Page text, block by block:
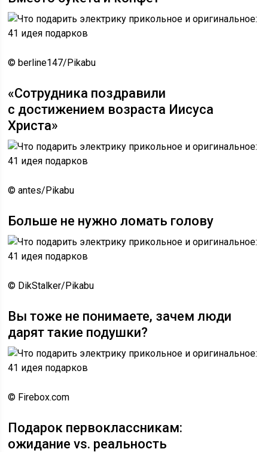
© berline147/Pikabu
«Сотрудника поздравили
с достижением возраста Иисуса
Христа»
© antes/Pikabu
Больше не нужно ломать голову
© DikStalker/Pikabu
Вы тоже не понимаете, зачем люди
дарят такие подушки?
© Firebox.com
Подарок первоклассникам:
ожидание vs. реальность